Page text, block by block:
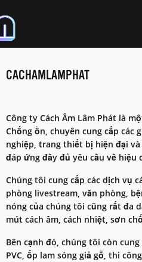
CACHAMLAMPHAT
Công ty Cách Âm Lâm Phát là
Chống ồn, chuyên cung cấp
nghiệp, trang thiết bị hiện đại
đáp ứng đầy đủ yêu cầu về hiệu
Chúng tôi cung cấp các dịch vụ
phòng livestream, văn phòng,
nóng của chúng tôi cũng rất đa
mút cách âm, cách nhiệt, sơn
Bên cạnh đó, chúng tôi còn
PVC, ốp lam sóng giả gỗ, thi